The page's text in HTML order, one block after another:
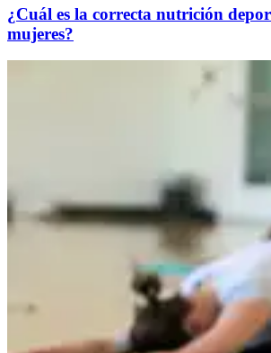
¿Cuál es la correcta nutrición
mujeres?